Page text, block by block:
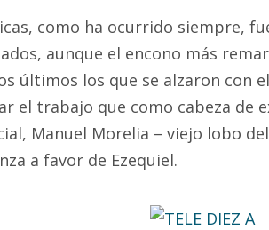
como ha ocurrido siempre,
aunque el encono más
últimos los que se alzaron con
el trabajo que como cabeza de
Manuel Morelia – viejo lobo
a favor de Ezequiel.